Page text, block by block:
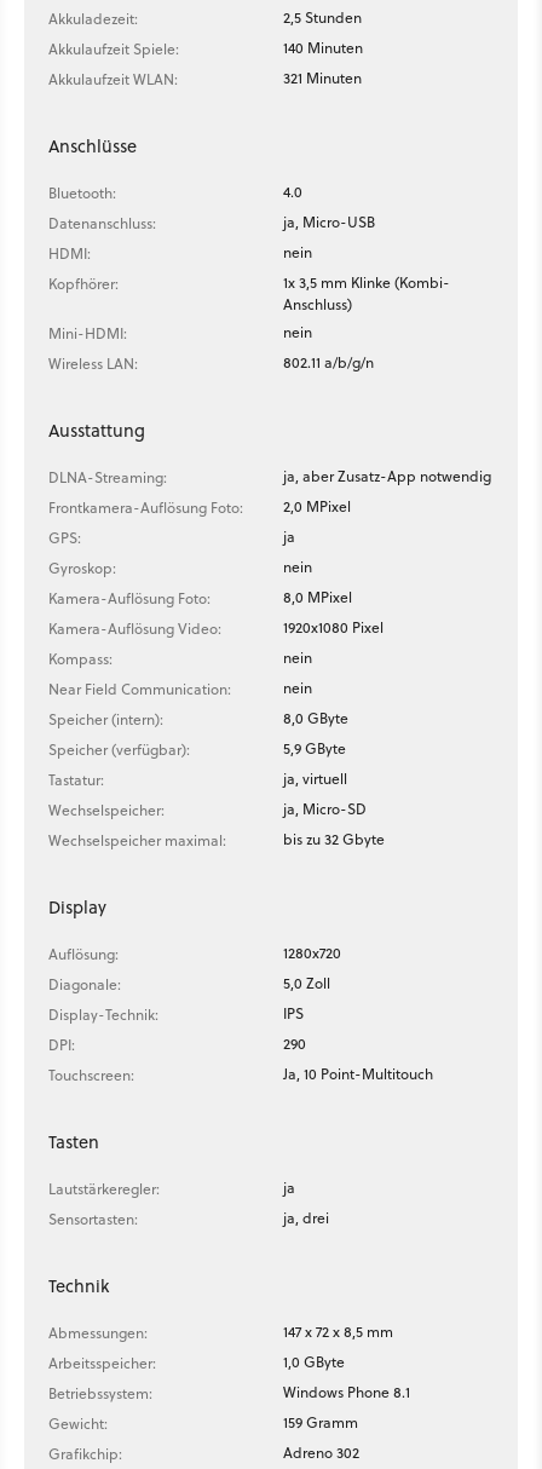
Akkuladezeit:
2,5 Stunden
Akkulaufzeit Spiele:
140 Minuten
Akkulaufzeit WLAN:
321 Minuten
Anschlüsse
Bluetooth:
4.0
Datenanschluss:
ja, Micro-USB
HDMI:
nein
Kopfhörer:
1x 3,5 mm Klinke (Kombi-
Anschluss)
Mini-HDMI:
nein
Wireless LAN:
802.11 a/b/g/n
Ausstattung
DLNA-Streaming:
ja, aber Zusatz-App notwendig
Frontkamera-Auflösung Foto:
2,0 MPixel
GPS:
ja
Gyroskop:
nein
Kamera-Auflösung Foto:
8,0 MPixel
Kamera-Auflösung Video:
1920x1080 Pixel
Kompass:
nein
Near Field Communication:
nein
Speicher (intern):
8,0 GByte
Speicher (verfügbar):
5,9 GByte
Tastatur:
ja, virtuell
Wechselspeicher:
ja, Micro-SD
Wechselspeicher maximal:
bis zu 32 Gbyte
Display
Auflösung:
1280x720
Diagonale:
5,0 Zoll
Display-Technik:
IPS
DPI:
290
Touchscreen:
Ja, 10 Point-Multitouch
Tasten
Lautstärkeregler:
ja
Sensortasten:
ja, drei
Technik
Abmessungen:
147 x 72 x 8,5 mm
Arbeitsspeicher:
1,0 GByte
Betriebssystem:
Windows Phone 8.1
Gewicht:
159 Gramm
Grafikchip:
Adreno 302